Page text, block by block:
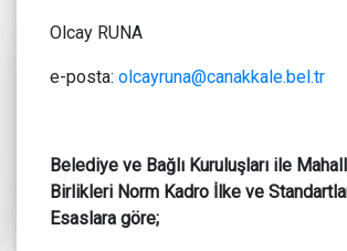
Olcay RUNA
e-posta: olcayruna@canakkale.bel.tr
Belediye ve Bağlı Kuruluşları ile
Birlikleri Norm Kadro İlke ve
Esaslara göre;